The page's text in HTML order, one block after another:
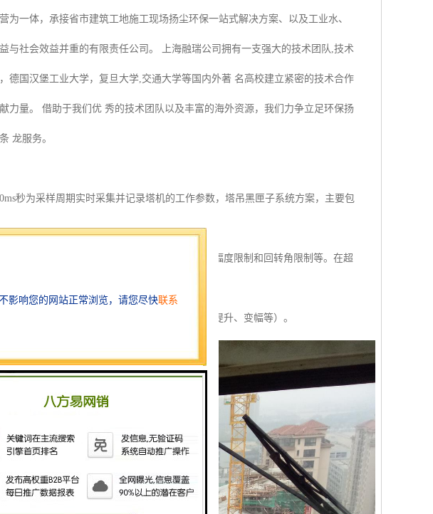
一体，承接省市建筑工地施工现场扬尘环保一站式解决方案、以及工业水、
与社会效益并重的有限责任公司。 上海融瑞公司拥有一支强大的技术团队,技术
德国汉堡工业大学，复旦大学,交通大学等国内外著 名高校建立紧密的技术合作
力量。 借助于我们优 秀的技术团队以及丰富的海外资源，我们力争立足环保扬
龙服务。
秒为采样周期实时采集并记录塔机的工作参数，塔吊黑匣子系统方案，主要包
起重力矩限制、起重量限制、起升高度限制、幅度限制和回转角限制等。在超
向危险方向运行。
量、幅度、起重力矩、风速等）和主要操作（提升、变幅等）。